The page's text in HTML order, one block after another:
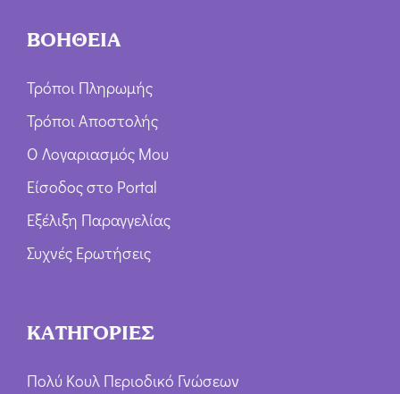
ΒΟΗΘΕΙΑ
Τρόποι Πληρωμής
Τρόποι Αποστολής
Ο Λογαριασμός Μου
Είσοδος στο Portal
Εξέλιξη Παραγγελίας
Συχνές Ερωτήσεις
ΚΑΤΗΓΟΡΙΕΣ
Πολύ Κουλ Περιοδικό Γνώσεων